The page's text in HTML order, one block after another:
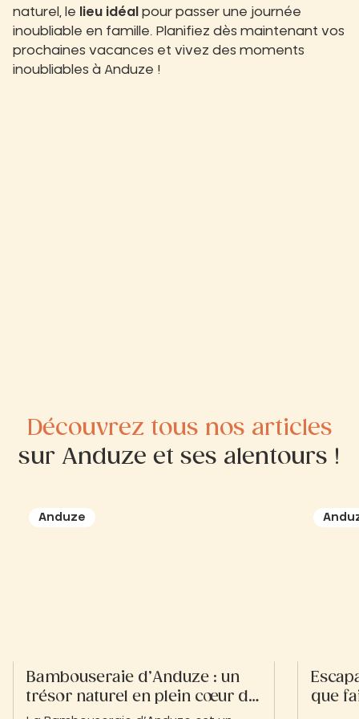
naturel, le lieu idéal pour passer une journée
inoubliable en famille. Planifiez dès maintenant vos
prochaines vacances et vivez des moments
inoubliables à Anduze !
Découvrez tous nos articles
sur Anduze et ses alentours !
Anduze
Bambouseraie d’Anduze : un
trésor naturel en plein cœur du
que